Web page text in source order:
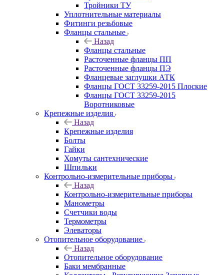
Тройники ТУ
Уплотнительные материалы
Фитинги резьбовые
Фланцы стальные
Назад
Фланцы стальные
Расточенные фланцы ПП
Расточенные фланцы ПЭ
Фланцевые заглушки АТК
Фланцы ГОСТ 33259-2015 Плоские
Фланцы ГОСТ 33259-2015
Воротниковые
Крепежные изделия
Назад
Крепежные изделия
Болты
Гайки
Хомуты сантехнические
Шпильки
Контрольно-измерительные приборы
Назад
Контрольно-измерительные приборы
Манометры
Счетчики воды
Термометры
Элеваторы
Отопительное оборудование
Назад
Отопительное оборудование
Баки мембранные